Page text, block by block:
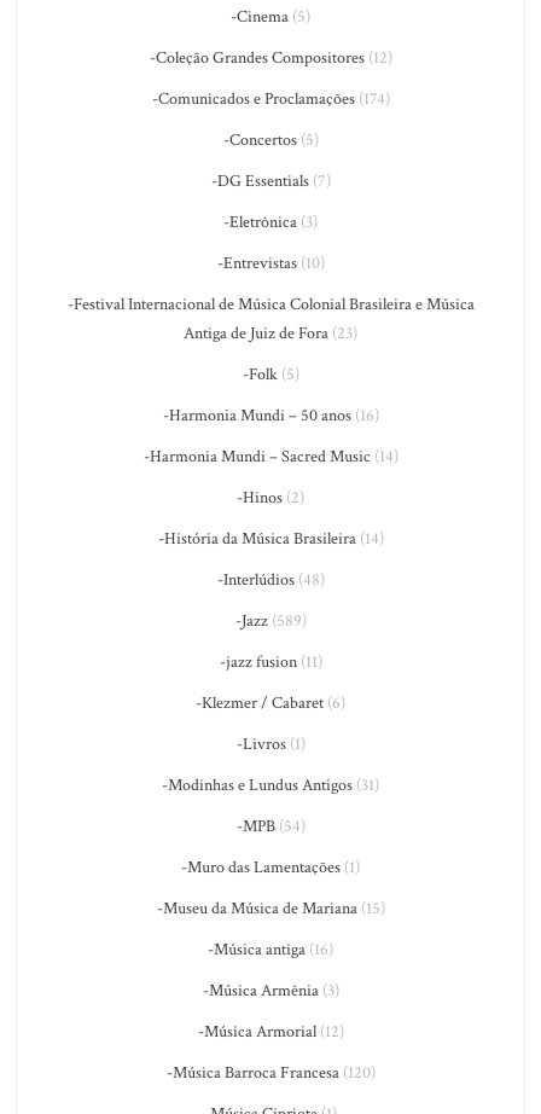
-Cinema (5)
-Coleção Grandes Compositores(12)
-Comunicados e Proclamações(174)
-Concertos(5)
-DG Essentials(7)
-Eletrônica (3)
-Entrevistas(10)
-Festival Internacional de Música Colonial Brasileira e Música
Antiga de Juiz de Fora (23)
-Folk(5)
-Harmonia Mundi – 50 anos(16)
-Harmonia Mundi – Sacred Music (14)
-Hinos (2)
-História da Música Brasileira(14)
-Interlúdios(48)
-Jazz(589)
-jazz fusion(11)
-Klezmer / Cabaret (6)
-Livros(1)
-Modinhas e Lundus Antigos (31)
-MPB(54)
-Muro das Lamentações (1)
-Museu da Música de Mariana(15)
-Música antiga (16)
-Música Armênia(3)
-Música Armorial(12)
-Música Barroca Francesa(120)